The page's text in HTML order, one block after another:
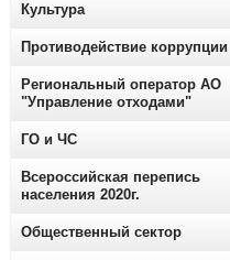
Культура
Противодействие коррупции
Региональный оператор АО
"Управление отходами"
ГО и ЧС
Всероссийская перепись
населения 2020г.
Общественный сектор